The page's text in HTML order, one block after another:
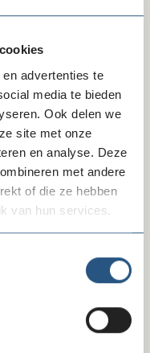
advertenties te
media te bieden
Ook delen we
site met onze
en analyse. Deze
met andere
of die ze hebben
van hun services.